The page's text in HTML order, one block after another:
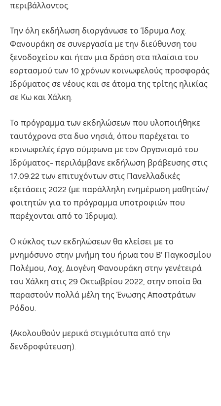
περιβάλλοντος.
Την όλη εκδήλωση διοργάνωσε το Ίδρυμα Λοχ.
Φανουράκη σε συνεργασία με την διεύθυνση του
ξενοδοχείου και ήταν μια δράση στα πλαίσια του
εορτασμού των 10 χρόνων κοινωφελούς προσφοράς
Ιδρύματος σε νέους και σε άτομα της τρίτης ηλικίας
σε Κω και Χάλκη.
Το πρόγραμμα των εκδηλώσεων που υλοποιήθηκε
ταυτόχρονα στα δυο νησιά, όπου παρέχεται το
κοινωφελές έργο σύμφωνα με τον Οργανισμό του
Ιδρύματος- περιλάμβανε εκδήλωση βράβευσης στις
17.09.22 των επιτυχόντων στις Πανελλαδικές
εξετάσεις 2022 (με παράλληλη ενημέρωση μαθητών/
φοιτητών για το πρόγραμμα υποτροφιών που
παρέχονται από το Ίδρυμα).
Ο κύκλος των εκδηλώσεων θα κλείσει με το
μνημόσυνο στην μνήμη του ήρωα του Β’ Παγκοσμίου
Πολέμου, Λοχ, Διογένη Φανουράκη στην γενέτειρά
του Χάλκη στις 29 Οκτωβρίου 2022, στην οποία θα
παραστούν πολλά μέλη της Ένωσης Αποστράτων
Ρόδου.
{Ακολουθούν μερικά στιγμιότυπα από την
δενδροφύτευση).